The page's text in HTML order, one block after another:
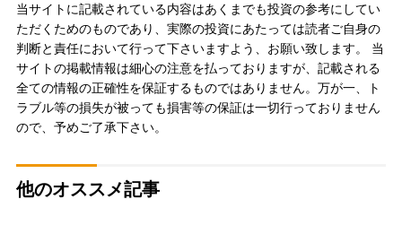
当サイトに記載されている内容はあくまでも投資の参考にしてい
ただくためのものであり、実際の投資にあたっては読者ご自身の
判断と責任において行って下さいますよう、お願い致します。 当
サイトの掲載情報は細心の注意を払っておりますが、記載される
全ての情報の正確性を保証するものではありません。万が一、ト
ラブル等の損失が被っても損害等の保証は一切行っておりません
ので、予めご了承下さい。
他のオススメ記事